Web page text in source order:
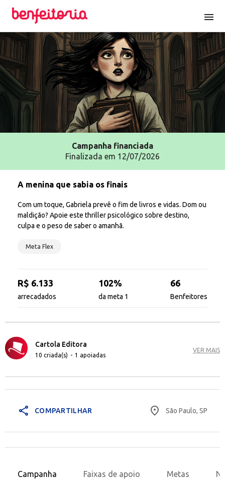
menu
Campanha financiada
Finalizada em 12/07/2026
A menina que sabia os finais
Com um toque, Gabriela prevê o fim de livros e vidas. Dom ou
maldição? Apoie este thriller psicológico sobre destino,
culpa e o peso de saber o amanhã.
Meta Flex
R$ 6.133
arrecadados
102%
da meta 1
66
Benfeitores
Cartola Editora
10 criada(s) - 1 apoiadas
VER MAIS
share COMPARTILHAR place São Paulo, SP
Campanha Faixas de apoio Metas